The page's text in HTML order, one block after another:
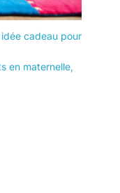
cadeau pour
en maternelle,